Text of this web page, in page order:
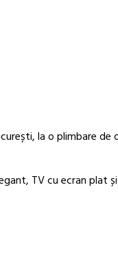
la o plimbare
TV cu ecran plat